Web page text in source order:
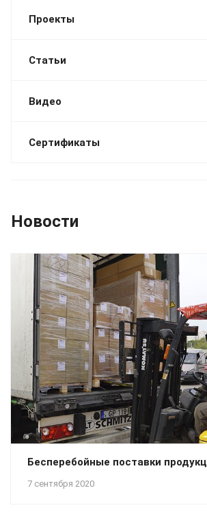
Проекты
Статьи
Видео
Сертификаты
Новости
7 сентября 2020
Бесперебойные поставки